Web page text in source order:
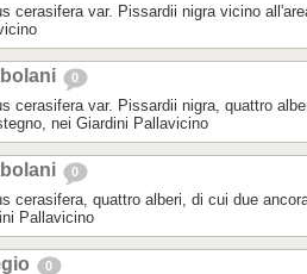
cerasifera var. Pissardii nigra vicino
0
cerasifera var. Pissardii nigra, quattro
nei Giardini Pallavicino
0
cerasifera, quattro alberi, di cui due
Pallavicino
0